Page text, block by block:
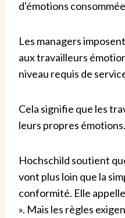
d'émotions
Les managers
aux travailleurs
niveau requis de
Cela signifie que les
leurs propres émotions.
Hochschild soutient
vont plus loin que la
conformité. Elle
». Mais les règles